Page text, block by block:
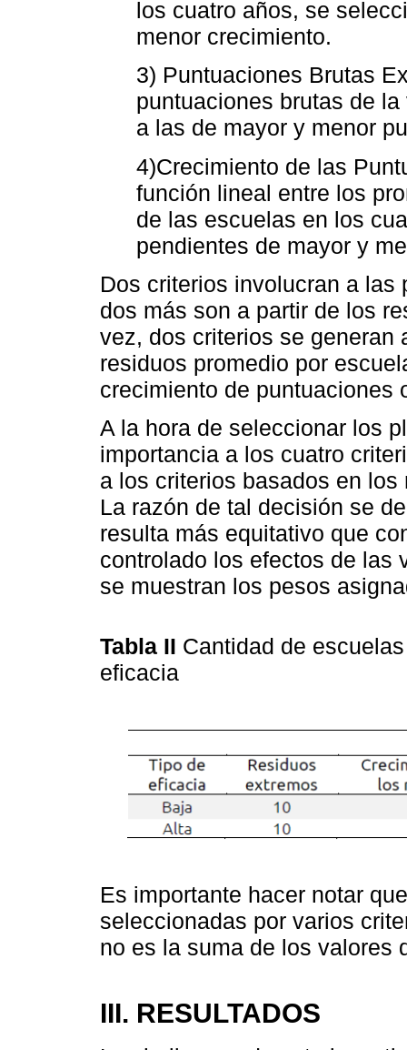
los cuatro años, se
menor crecimiento.
3) Puntuaciones Brutas
puntuaciones brutas de
a las de mayor y menor
4)Crecimiento de las
función lineal entre los
de las escuelas en los
pendientes de mayor y
Dos criterios involucran a las
dos más son a partir de los
vez, dos criterios se generan
residuos promedio por
crecimiento de puntuaciones
A la hora de seleccionar los
importancia a los cuatro
a los criterios basados en
La razón de tal decisión se
resulta más equitativo que
controlado los efectos de
se muestran los pesos
Tabla II Cantidad de
eficacia
Es importante hacer notar
seleccionadas por varios
no es la suma de los valores
III. RESULTADOS